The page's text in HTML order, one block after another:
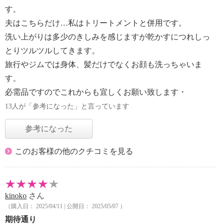
す。
夫はこちらだけ…私はトリートメントと併用です。
洗い上がりは多少のきしみを感じますが乾かすにつれしっ
とりツルツルしてきます。
旅行やジムでは身体、髪だけでなくお顔も洗っちゃいま
す。
必需品ですのでこれからも宜しくお願い致します・
13人が「参考になった」と言っています
参考になった
このお客様の他のクチコミを見る
kinoko さん
（購入日： 2025/04/11 | 公開日： 2025/05/07 ）
期待通り